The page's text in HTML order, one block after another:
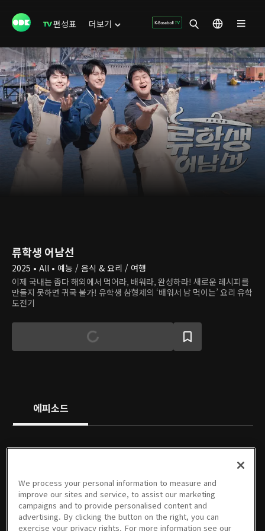
편성표 더보기
류학생 어남선
2025 • All • 예능 / 음식 & 요리 / 여행
이제 국내는 좁다 해외에서 먹어라, 배워라, 완성하라! 새로운 레시피를
만들지 못하면 귀국 불가! 유학생 삼형제의 ‘배워서 남 먹이는’ 요리 유학
도전기
에피소드
미리보기
05/10/2025 • 20분
01회
05/17/2025 • 1시간 13분
02회
05/24/2025 • 1시간 13분
03회
05/31/2025 • 1시간 8분
04회
06/07/2025 • 1시간 11분
We process your personal information to measure and
improve our sites and service, to assist our marketing
campaigns and to provide personalised content and
advertising. By clicking the button on the right, you can
exercise your privacy rights. For more information see our